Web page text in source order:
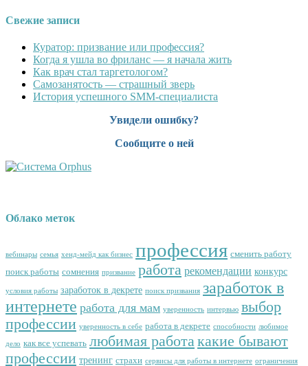
Свежие записи
Куратор: призвание или профессия?
Когда я ушла во фриланс — я начала жить
Как врач стал таргетологом?
Cамозанятость — страшный зверь
История успешного SMM-специалиста
Увидели ошибку?
Сообщите о ней
Облако меток
вебинары семья хенд-мейд как бизнес профессия сменить работу
поиск работы сомнения призвание работа рекомендации конкурс
условия работы заработок в декрете поиск призвания заработок в
интернете работа для мам уверенность интервью выбор
профессии уверенность в себе работа в декрете способности любимое
дело как все успевать любимая работакакие бывают
профессии тренинг страхи сервисы для работы в интернете ограничения